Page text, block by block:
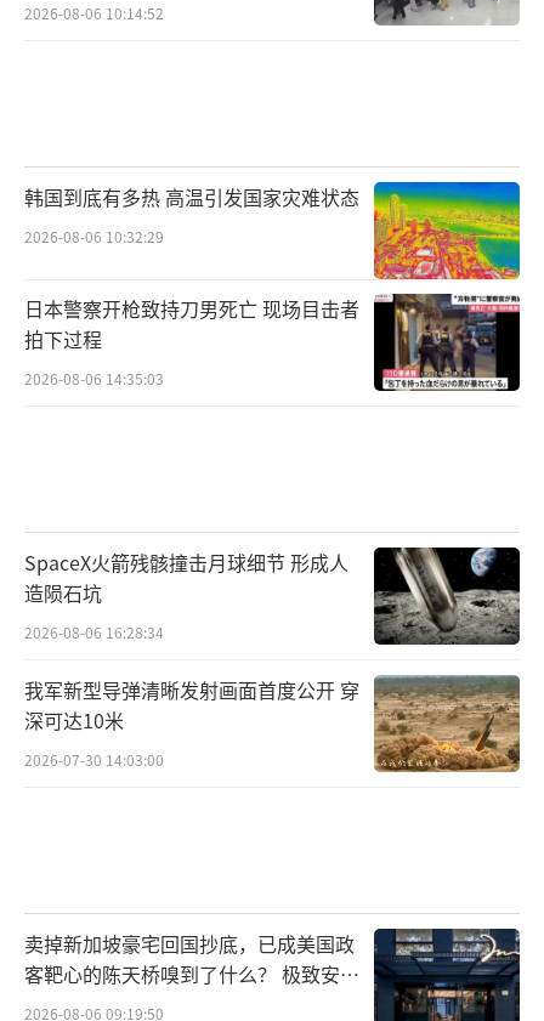
2026-08-06 10:14:52
韩国到底有多热 高温引发国家灾难状态
2026-08-06 10:32:29
日本警察开枪致持刀男死亡 现场目击者
拍下过程
2026-08-06 14:35:03
SpaceX火箭残骸撞击月球细节 形成人
造陨石坑
2026-08-06 16:28:34
我军新型导弹清晰发射画面首度公开 穿
深可达10米
2026-07-30 14:03:00
卖掉新加坡豪宅回国抄底，已成美国政
客靶心的陈天桥嗅到了什么？ 极致安全
的追寻
2026-08-06 09:19:50